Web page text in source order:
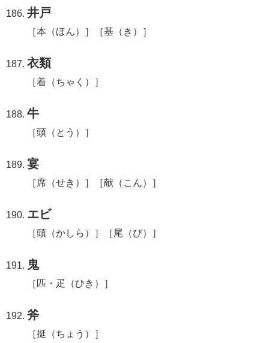
井戸
［本（ほん）］［基（き）］
衣類
［着（ちゃく）］
牛
［頭（とう）］
宴
［席（せき）］［献（こん）］
エビ
［頭（かしら）］［尾（び）］
鬼
［匹・疋（ひき）］
斧
［挺（ちょう）］